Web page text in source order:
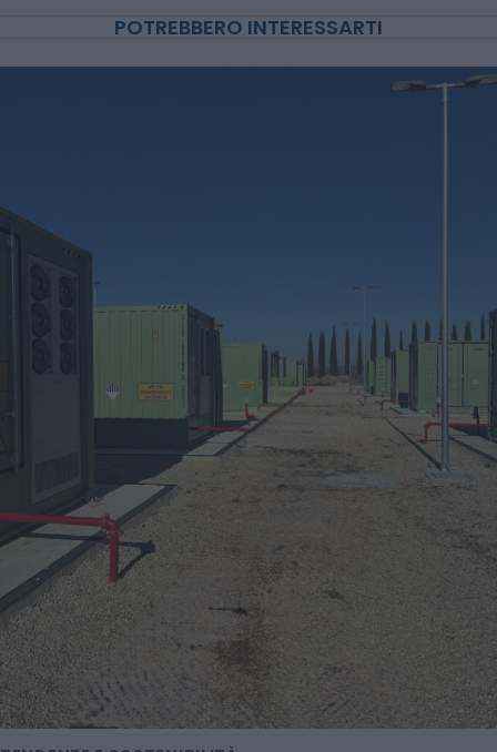
POTREBBERO INTERESSARTI